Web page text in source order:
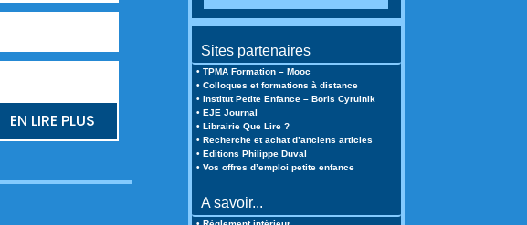
EN LIRE PLUS
Sites partenaires
• TPMA Formation – Mooc
• Colloques et formations à distance
• Institut Petite Enfance – Boris Cyrulnik
• EJE Journal
• Librairie Que Lire ?
• Recherche et achat d’anciens articles
• Editions Philippe Duval
• Vos offres d’emploi petite enfance
A savoir...